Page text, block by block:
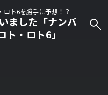
ロト6を勝手に予想！？
ました「ナンバ
ト・ロト6」